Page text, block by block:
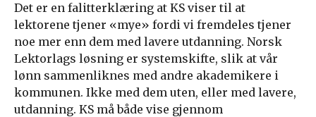
Det er en falitterklæring at KS viser til at
lektorene tjener «mye» fordi vi fremdeles tjener
noe mer enn dem med lavere utdanning. Norsk
Lektorlags løsning er systemskifte, slik at vår
lønn sammenliknes med andre akademikere i
kommunen. Ikke med dem uten, eller med lavere,
utdanning. KS må både vise gjennom